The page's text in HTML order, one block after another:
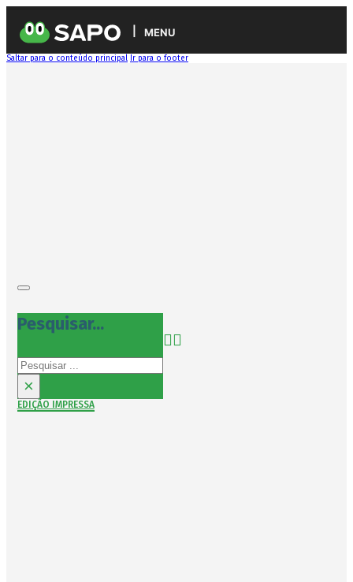
MENU
Saltar para o conteúdo principal Ir para o footer
Pesquisar...
Pesquisar
×
EDIÇÃO IMPRESSA